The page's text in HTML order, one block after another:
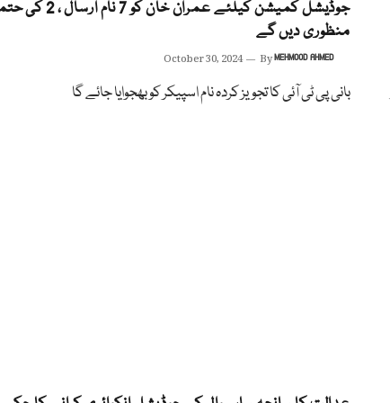
جوڈیشل کمیشن کیلئے عمران خان کو 7 نام
منظوری دیں گے
October 30, 2024 ByMEHMOOD AHMED
بانی پی ٹی آئی کا تجویز کردہ نام اسپیکر کو بھجوایا جائے گا